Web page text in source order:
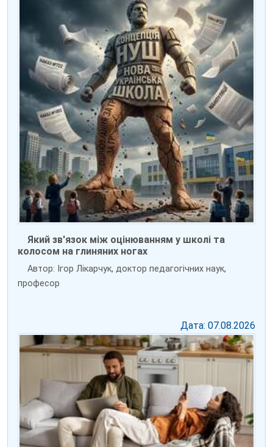
Який зв'язок між оцінюванням у школі та
колосом на глиняних ногах
Автор: Ігор Лікарчук, доктор педагогічних наук,
професор
Дата: 07.08.2026